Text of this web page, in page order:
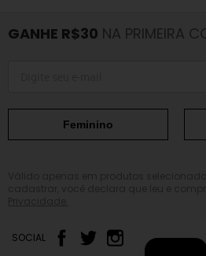
GANHE R$30 NA PRIMEIRA
Feminino
SOCIAL